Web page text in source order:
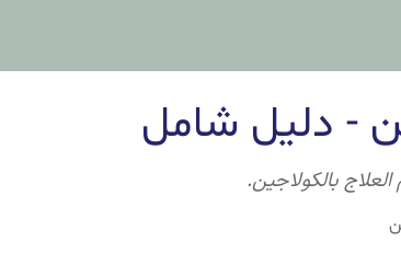
- دليل شامل
بالكولاجين.